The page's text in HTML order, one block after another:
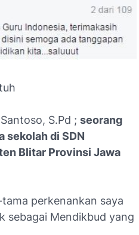
S.Pd ; seorang
sekolah di SDN
Blitar Provinsi Jawa
perkenankan saya
sebagai Mendikbud yang